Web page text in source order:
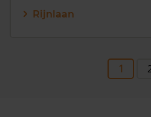
Rijnlaan
1